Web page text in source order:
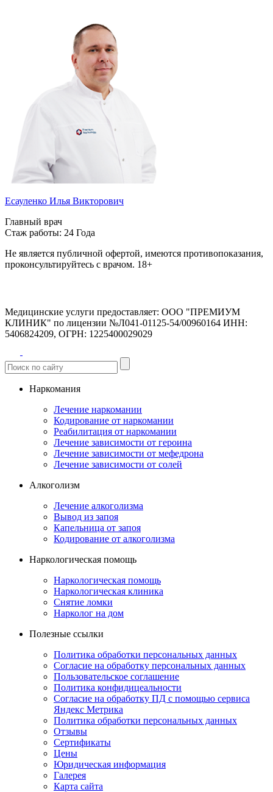
Есауленко Илья Викторович
Главный врач
Стаж работы: 24 Года
Не является публичной офертой, имеются противопоказания,
проконсультируйтесь с врачом. 18+
Медицинские услуги предоставляет: ООО "ПРЕМИУМ
КЛИНИК" по лицензии №Л041-01125-54/00960164 ИНН:
5406824209, ОГРН: 1225400029029
Наркомания
Лечение наркомании
Кодирование от наркомании
Реабилитация от наркомании
Лечение зависимости от героина
Лечение зависимости от мефедрона
Лечение зависимости от солей
Алкоголизм
Лечение алкоголизма
Вывод из запоя
Капельница от запоя
Кодирование от алкоголизма
Наркологическая помощь
Наркологическая помощь
Наркологическая клиника
Снятие ломки
Нарколог на дом
Полезные ссылки
Политика обработки персональных данных
Согласие на обработку персональных данных
Пользовательское соглашение
Политика конфидицеальности
Согласие на обработку ПД с помощью сервиса
Яндекс Метрика
Политика обработки персональных данных
Отзывы
Сертификаты
Цены
Юридическая информация
Галерея
Карта сайта